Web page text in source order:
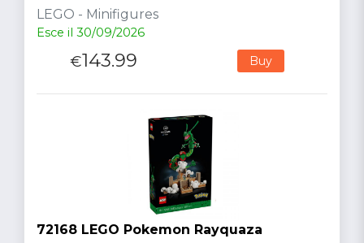
LEGO - Minifigures
Esce il 30/09/2026
€143.99 Buy
72168 LEGO Pokemon Rayquaza